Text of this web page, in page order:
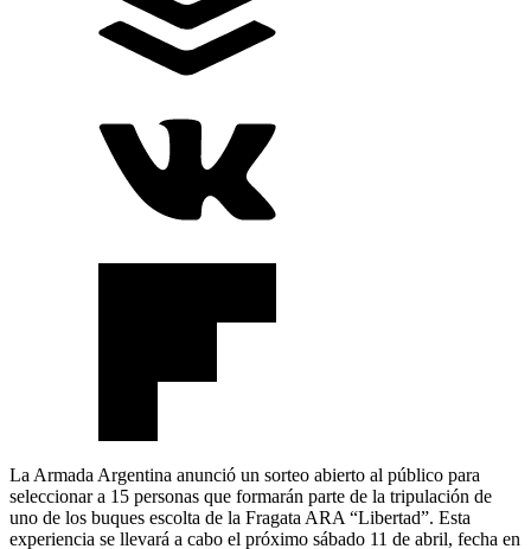
La Armada Argentina anunció un sorteo abierto al público para
seleccionar a 15 personas que formarán parte de la tripulación de
uno de los buques escolta de la Fragata ARA “Libertad”. Esta
experiencia se llevará a cabo el próximo sábado 11 de abril, fecha en